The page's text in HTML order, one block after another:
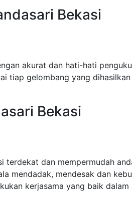
Bekasi
akurat dan hati-hati
tiap gelombang yang
Bekasi
terdekat dan mempermudah
mendadak, mendesak dan
kerjasama yang baik dalam